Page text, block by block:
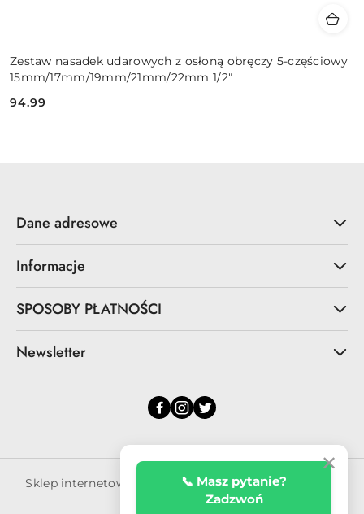
✕
📞 Masz pytanie?
Zadzwoń
Zestaw nasadek udarowych z osłoną obręczy 5-częściowy
15mm/17mm/19mm/21mm/22mm 1/2"
Cena:
94.99
Dane adresowe
Informacje
SPOSOBY PŁATNOŚCI
Newsletter
Sklep internetowy na oprogramowaniu Sky-Shop.pl